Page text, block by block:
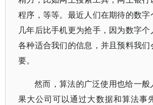
程序，等等。最近人们在期待的数
几年后比手机更为抢手，因为数字
各种适合我们的信息，并且预料我们
要。
然而，算法的广泛使用也给一般
果大公司可以通过大数据和算法事